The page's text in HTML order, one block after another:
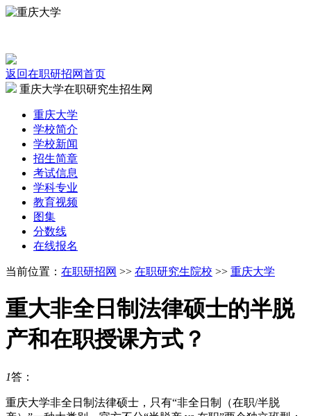
返回在职研招网首页
重庆大学在职研究生招生网
重庆大学
学校简介
学校新闻
招生简章
考试信息
学科专业
教育视频
图集
分数线
在线报名
当前位置： 在职研招网 >> 在职研究生院校 >> 重庆大学
重大非全日制法律硕士的半脱
产和在职授课方式？
1答：
重庆大学非全日制法律硕士，只有“非全日制（在职/半脱